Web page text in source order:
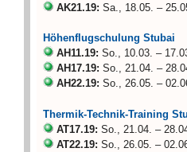
AK21.19: Sa., 18.05. –
Höhenflugschulung Stubai
AH11.19: So., 10.03. –
AH17.19: So., 21.04. –
AH22.19: So., 26.05. –
Thermik-Technik-Training
AT17.19: So., 21.04. –
AT22.19: So., 26.05. –